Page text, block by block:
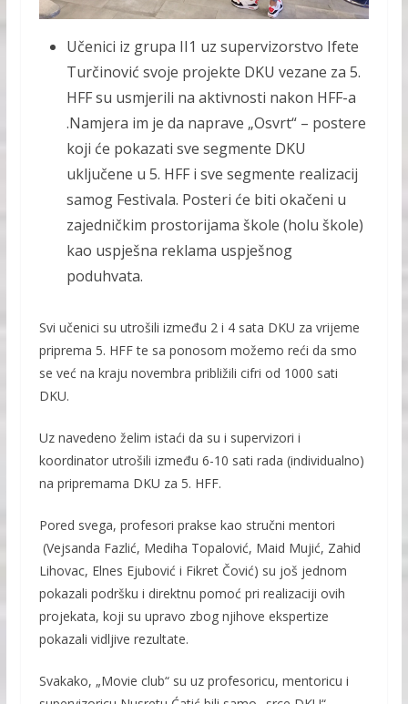
Učenici iz grupa II1 uz supervizorstvo Ifete
Turčinović svoje projekte DKU vezane za 5.
HFF su usmjerili na aktivnosti nakon HFF-a
.Namjera im je da naprave „Osvrt“ – postere
koji će pokazati sve segmente DKU
uključene u 5. HFF i sve segmente realizacij
samog Festivala. Posteri će biti okačeni u
zajedničkim prostorijama škole (holu škole)
kao uspješna reklama uspješnog
poduhvata.
Svi učenici su utrošili između 2 i 4 sata DKU za vrijeme
priprema 5. HFF te sa ponosom možemo reći da smo
se već na kraju novembra približili cifri od 1000 sati
DKU.
Uz navedeno želim istaći da su i supervizori i
koordinator utrošili između 6-10 sati rada (individualno)
na pripremama DKU za 5. HFF.
Pored svega, profesori prakse kao stručni mentori
(Vejsanda Fazlić, Mediha Topalović, Maid Mujić, Zahid
Lihovac, Elnes Ejubović i Fikret Čović) su još jednom
pokazali podršku i direktnu pomoć pri realizaciji ovih
projekata, koji su upravo zbog njihove ekspertize
pokazali vidljive rezultate.
Svakako, „Movie club“ su uz profesoricu, mentoricu i